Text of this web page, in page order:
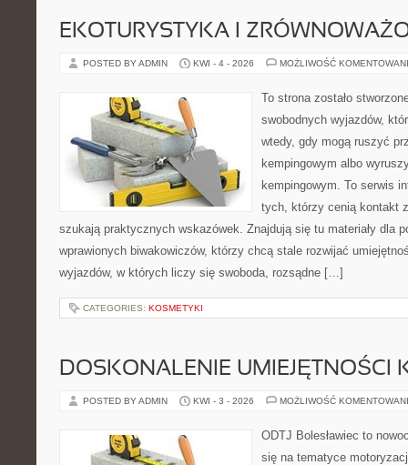
EKOTURYSTYKA I
POSTED BY ADMIN KWI - 4 - 2026 MOŻLIWOŚĆ
To strona zostało
swobodnych wyjazdów,
wtedy, gdy mogą ruszyć
kempingowym albo
kempingowym. To serwis
tych, którzy cenią kontakt
szukają praktycznych wskazówek. Znajdują się tu materiały dla
wprawionych biwakowiczów, którzy chcą stale rozwijać
wyjazdów, w których liczy się swoboda, rozsądne […]
CATEGORIES: KOSMETYKI
DOSKONALENIE UMIEJĘTNOŚCI
POSTED BY ADMIN KWI - 3 - 2026 MOŻLIWOŚĆ
ODTJ Bolesławiec to
się na tematyce